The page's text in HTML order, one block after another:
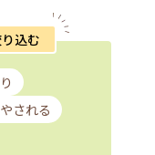
込む
される